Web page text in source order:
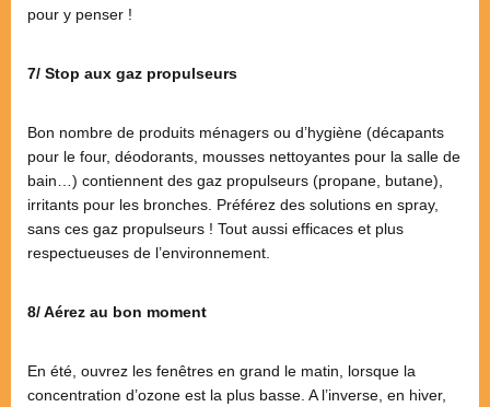
pour y penser !
7/ Stop aux gaz propulseurs
Bon nombre de produits ménagers ou d’hygiène (décapants
pour le four, déodorants, mousses nettoyantes pour la salle de
bain…) contiennent des gaz propulseurs (propane, butane),
irritants pour les bronches. Préférez des solutions en spray,
sans ces gaz propulseurs ! Tout aussi efficaces et plus
respectueuses de l’environnement.
8/ Aérez au bon moment
En été, ouvrez les fenêtres en grand le matin, lorsque la
concentration d’ozone est la plus basse. A l’inverse, en hiver,